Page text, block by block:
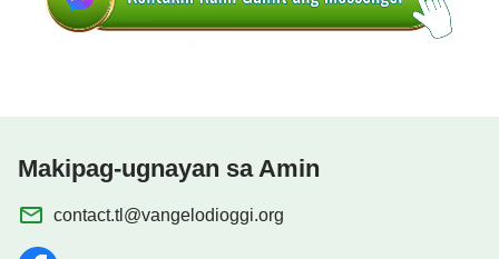
Makipag-ugnayan sa Amin
contact.tl@vangelodioggi.org